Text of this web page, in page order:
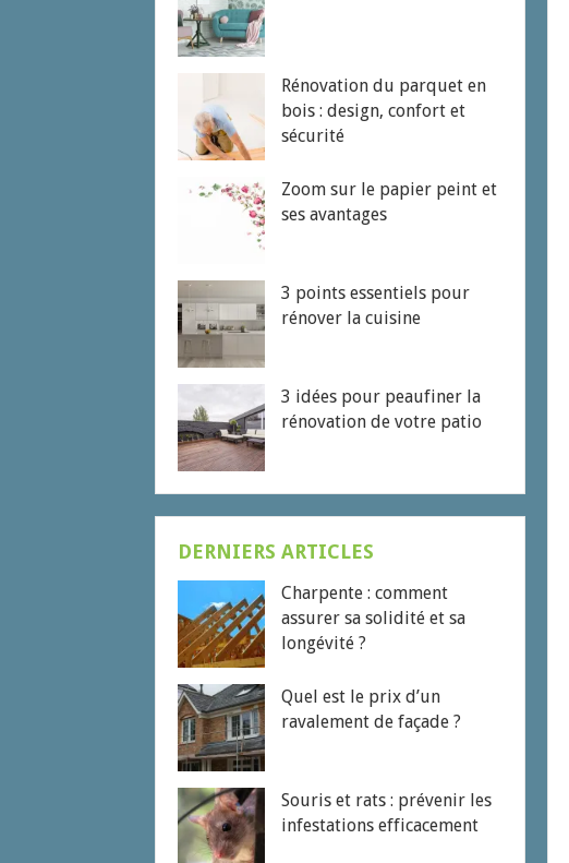
Rénovation du parquet en
bois : design, confort et
sécurité
Zoom sur le papier peint et
ses avantages
3 points essentiels pour
rénover la cuisine
3 idées pour peaufiner la
rénovation de votre patio
DERNIERS ARTICLES
Charpente : comment
assurer sa solidité et sa
longévité ?
Quel est le prix d’un
ravalement de façade ?
Souris et rats : prévenir les
infestations efficacement